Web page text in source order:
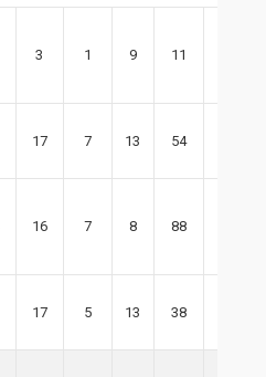
3 1 9 11
17 7 13 54
16 7 8 88
17 5 13 38